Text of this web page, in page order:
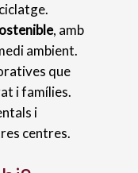
, amb
ambient.
que
i famílies.
i
centres.